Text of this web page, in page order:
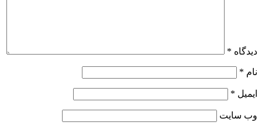
دیدگاه *
نام *
ایمیل *
وب‌ سایت